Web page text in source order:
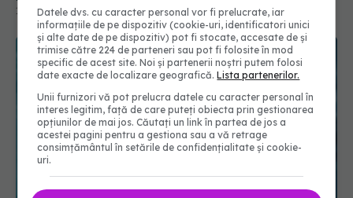
16 iul 2026, 19:55
Datele dvs. cu caracter personal vor fi prelucrate, iar
informațiile de pe dispozitiv (cookie-uri, identificatori unici
și alte date de pe dispozitiv) pot fi stocate, accesate de și
trimise către 224 de parteneri sau pot fi folosite în mod
specific de acest site. Noi și partenerii noștri putem folosi
date exacte de localizare geografică.Lista partenerilor.
Unii furnizori vă pot prelucra datele cu caracter personal în
interes legitim, față de care puteți obiecta prin gestionarea
opțiunilor de mai jos. Căutați un link în partea de jos a
acestei pagini pentru a gestiona sau a vă retrage
consimțământul în setările de confidențialitate și cookie-
uri.